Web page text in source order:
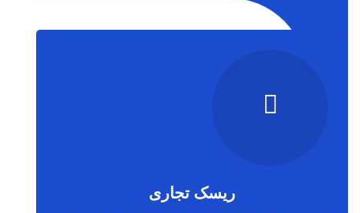
در گذشته مشتری عمده حفارس، به سبب حمل گسترده کالاهای